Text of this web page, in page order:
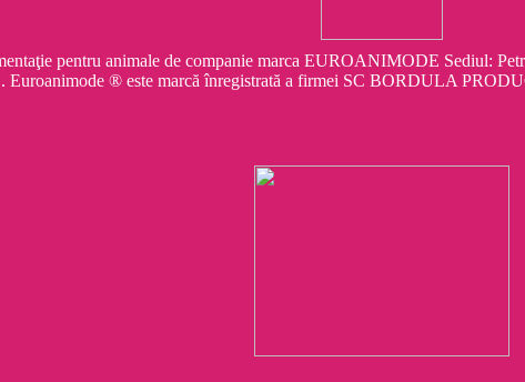
pentru animale de companie marca EUROANIMODE Sediul:
Euroanimode ® este marcă înregistrată a firmei SC BORDULA